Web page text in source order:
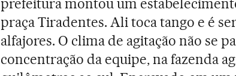
prefeitura montou um
praça Tiradentes. Ali toca tango e é
alfajores. O clima de agitação não se
concentração da equipe, na fazenda